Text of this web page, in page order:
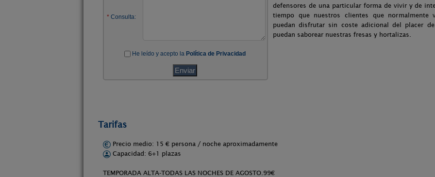
defensores de una particular forma de vivir y de
tiempo que nuestros clientes que normalmente
puedan disfrutar sin coste adicional del placer
puedan saborear nuestras fresas y hortalizas.
Tarifas
Precio medio: 15 € persona / noche aproximadamente
Capacidad: 6+1 plazas
TEMPORADA ALTA-TODAS LAS NOCHES DE AGOSTO.99€